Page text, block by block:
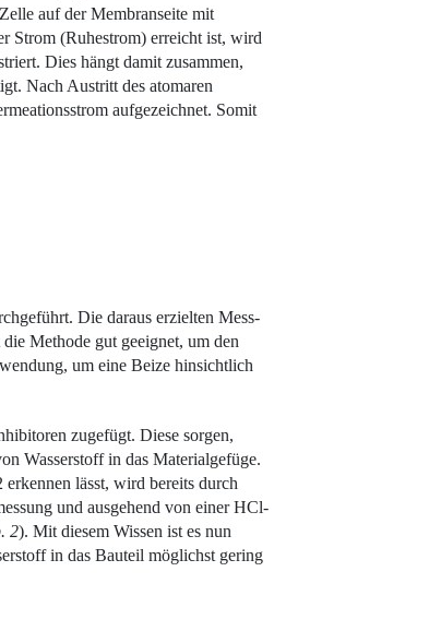
auf der Membranseite mit
Strom (Ruhestrom) erreicht ist, wird
Dies hängt damit zusammen,
Nach Austritt des atomaren
aufgezeichnet. Somit
Die daraus erzielten Mess­
Methode gut geeignet, um den
um eine Beize hinsichtlich
zugefügt. Diese sorgen,
Wasserstoff in das Materialgefüge.
erkennen lässt, wird bereits durch
und ausgehend von einer HCl-
2). Mit diesem Wissen ist es nun
in das Bauteil möglichst gering